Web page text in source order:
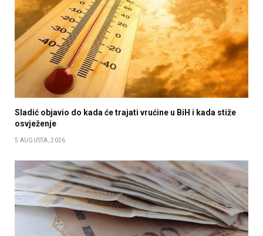
Sladić objavio do kada će trajati vrućine u BiH i kada stiže
osvježenje
5 AUGUSTA, 2026